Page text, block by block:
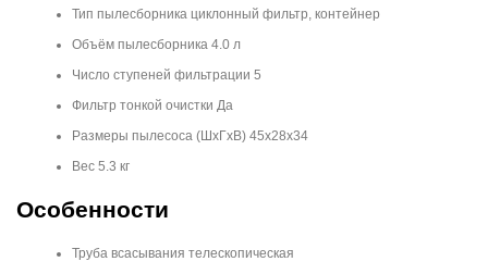
Тип пылесборника циклонный фильтр, контейнер
Объём пылесборника 4.0 л
Число ступеней фильтрации 5
Фильтр тонкой очистки Да
Размеры пылесоса (ШxГxВ) 45х28х34
Вес 5.3 кг
Особенности
Труба всасывания телескопическая